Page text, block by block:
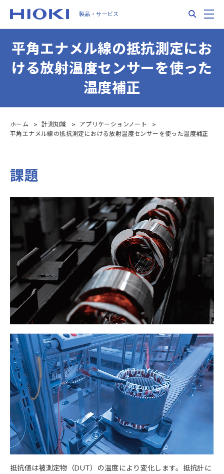
main
製品・サービス
平角エナメル線の抵抗測定にお
ける放射温度センサーを使った
温度補正
ホーム 計測知識
アプリケーションノート
平角エナメル線の抵抗測定における放射温度センサーを使った温度補正
課題
抵抗値は被測定物（DUT）の温度により変化します。抵抗計に